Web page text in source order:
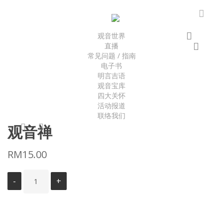
观音世界
直播
常见问题 / 指南
电子书
明言吉语
观音宝库
四大关怀
活动报道
联络我们
facebook
youtube
观音禅
观音禅
RM15.00